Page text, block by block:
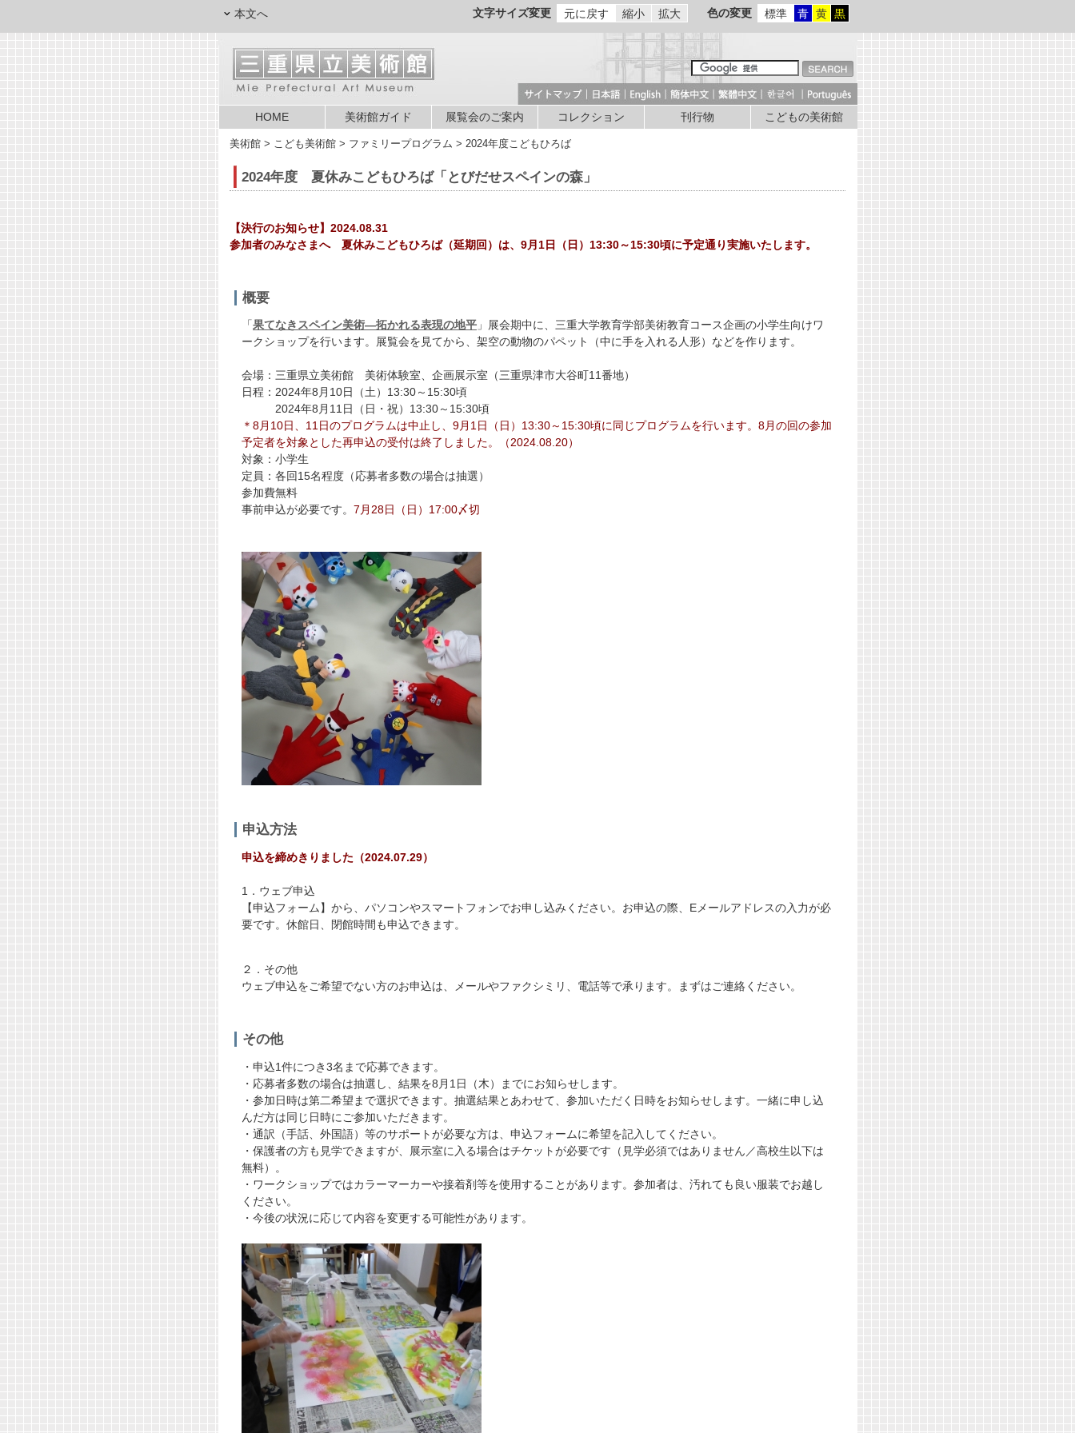
本文へ 文字サイズ変更 元に戻す 縮小 拡大 色の変更 標準 青 黄 黒
HOME 美術館ガイド 展覧会のご案内 コレクション 刊行物 こどもの美術館
美術館 > こども美術館 > ファミリープログラム > 2024年度こどもひろば
2024年度 夏休みこどもひろば「とびだせスペインの森」
【決行のお知らせ】2024.08.31
参加者のみなさまへ 夏休みこどもひろば（延期回）は、9月1日（日）13:30～15:30頃に予定通り実施いたします。
概要
「果てなきスペイン美術―拓かれる表現の地平 」展会期中に、三重大学教育学部美術教育コース企画の小学生向けワ
ークショップを行います。展覧会を見てから、架空の動物のパペット（中に手を入れる人形）などを作ります。
会場：三重県立美術館 美術体験室、企画展示室（三重県津市大谷町11番地）
日程：2024年8月10日（土）13:30～15:30頃
2024年8月11日（日・祝）13:30～15:30頃
＊8月10日、11日のプログラムは中止し、9月1日（日）13:30～15:30頃に同じプログラムを行います。8月の回の参加
予定者を対象とした再申込の受付は終了しました。（2024.08.20）
対象：小学生
定員：各回15名程度（応募者多数の場合は抽選）
参加費無料
事前申込が必要です。 7月28日（日）17:00〆切
申込方法
申込を締めきりました（2024.07.29）
1．ウェブ申込
【申込フォーム】から、パソコンやスマートフォンでお申し込みください。お申込の際、Eメールアドレスの入力が必
要です。休館日、閉館時間も申込できます。
２．その他
ウェブ申込をご希望でない方のお申込は、メールやファクシミリ、電話等で承ります。まずはご連絡ください。
その他
・申込1件につき3名まで応募できます。
・応募者多数の場合は抽選し、結果を8月1日（木）までにお知らせします。
・参加日時は第二希望まで選択できます。抽選結果とあわせて、参加いただく日時をお知らせします。一緒に申し込
んだ方は同じ日時にご参加いただきます。
・通訳（手話、外国語）等のサポートが必要な方は、申込フォームに希望を記入してください。
・保護者の方も見学できますが、展示室に入る場合はチケットが必要です（見学必須ではありません／高校生以下は
無料）。
・ワークショップではカラーマーカーや接着剤等を使用することがあります。参加者は、汚れても良い服装でお越し
ください。
・今後の状況に応じて内容を変更する可能性があります。